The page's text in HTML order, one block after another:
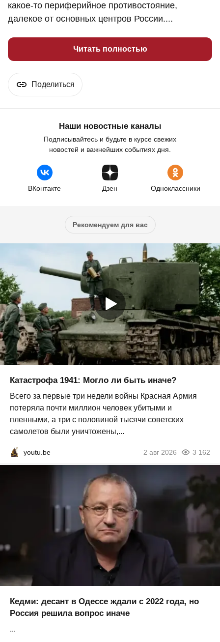
какое-то периферийное противостояние,
далекое от основных центров России....
Читать полностью
Поделиться
Наши новостные каналы
Подписывайтесь и будьте в курсе свежих
новостей и важнейших событиях дня.
ВКонтакте Дзен Одноклассники
Рекомендуем для вас
Катастрофа 1941: Могло ли быть иначе?
Всего за первые три недели войны Красная Армия
потеряла почти миллион человек убитыми и
пленными, а три с половиной тысячи советских
самолетов были уничтожены,...
youtu.be 2 авг 2026 3 162
Кедми: десант в Одессе ждали с 2022 года, но
Россия решила вопрос иначе
...